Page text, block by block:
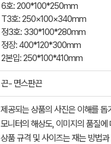
6호: 200*100*250mm
T3호: 250×100×340mm
정3호: 330*100*280mm
정장: 400*120*300mm
2본입: 250*100*410mm
끈- 면스판끈
제공되는 상품의 사진은 이해를
모니터의 해상도, 이미지의 품질
상품 규격 및 사이즈는 재는 방법